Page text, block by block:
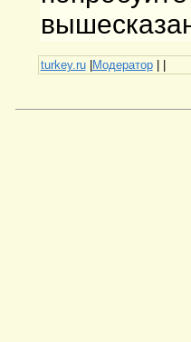
turkey.ru|Модератор| |